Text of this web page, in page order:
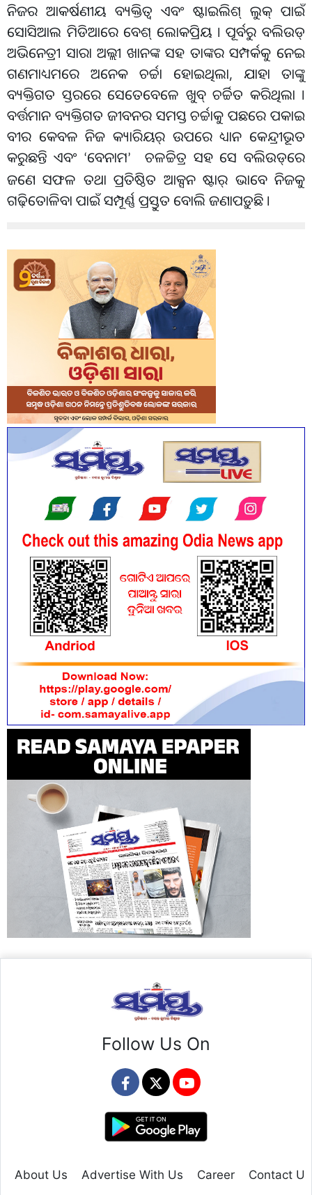
ନିଜର ଆକର୍ଷଣୀୟ ବ୍ୟକ୍ତିତ୍ୱ ଏବଂ ଷ୍ଟାଇଲିଶ୍ ଲୁକ୍ ପାଇଁ
ସୋସିଆଲ ମିଡିଆରେ ବେଶ୍ ଲୋକପ୍ରିୟ । ପୂର୍ବରୁ ବଲିଉଡ୍
ଅଭିନେତ୍ରୀ ସାରା ଅଲ୍ଲୀ ଖାନଙ୍କ ସହ ତାଙ୍କର ସମ୍ପର୍କକୁ ନେଇ
ଗଣମାଧ୍ୟମରେ ଅନେକ ଚର୍ଚ୍ଚା ହୋଇଥିଲା, ଯାହା ତାଙ୍କୁ
ବ୍ୟକ୍ତିଗତ ସ୍ତରରେ ସେତେବେଳେ ଖୁବ୍ ଚର୍ଚ୍ଚିତ କରିଥିଲା ।
ବର୍ତ୍ତମାନ ବ୍ୟକ୍ତିଗତ ଜୀବନର ସମସ୍ତ ଚର୍ଚ୍ଚାକୁ ପଛରେ ପକାଇ
ବୀର କେବଳ ନିଜ କ୍ୟାରିୟର୍ ଉପରେ ଧ୍ୟାନ କେନ୍ଦ୍ରୀଭୂତ
କରୁଛନ୍ତି ଏବଂ ‘ବେନାମ’ ଚଳଚ୍ଚିତ୍ର ସହ ସେ ବଲିଉଡ୍ରେ
ଜଣେ ସଫଳ ତଥା ପ୍ରତିଷ୍ଠିତ ଆକ୍ସନ ଷ୍ଟାର୍ ଭାବେ ନିଜକୁ
ଗଢ଼ିତୋଳିବା ପାଇଁ ସମ୍ପୂର୍ଣ୍ଣ ପ୍ରସ୍ତୁତ ବୋଲି ଜଣାପଡ଼ୁଛି ।
Follow Us On
About Us Advertise With Us Career Contact Us